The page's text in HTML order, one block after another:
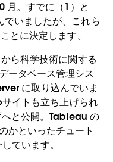
月。すでに（1）と
でいましたが、これら
とに決定します。
ら科学技術に関する
ータベース管理シス
に取り込んでいま
イトも立ち上げられ
と公開。Tableau の
かといったチュート
ています。